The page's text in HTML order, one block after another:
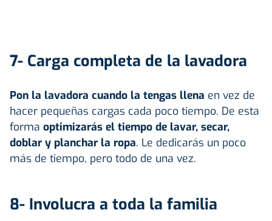
7- Carga completa de la lavadora
Pon la lavadora cuando la tengas llena en vez de
hacer pequeñas cargas cada poco tiempo. De esta
forma optimizarás el tiempo de lavar, secar,
doblar y planchar la ropa. Le dedicarás un poco
más de tiempo, pero todo de una vez.
8- Involucra a toda la familia